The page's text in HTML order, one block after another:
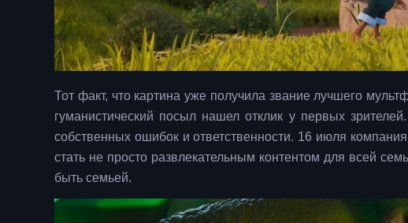
Тот факт, что картина уже получила звание лучшего
гуманистический посыл нашел отклик у первых
собственных ошибок и ответственности. 16 июля
стать не просто развлекательным контентом для всей
быть семьей.